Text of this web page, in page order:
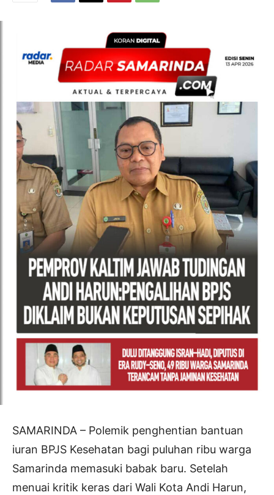
SAMARINDA – Polemik penghentian bantuan
iuran BPJS Kesehatan bagi puluhan ribu warga
Samarinda memasuki babak baru. Setelah
menuai kritik keras dari Wali Kota Andi Harun,